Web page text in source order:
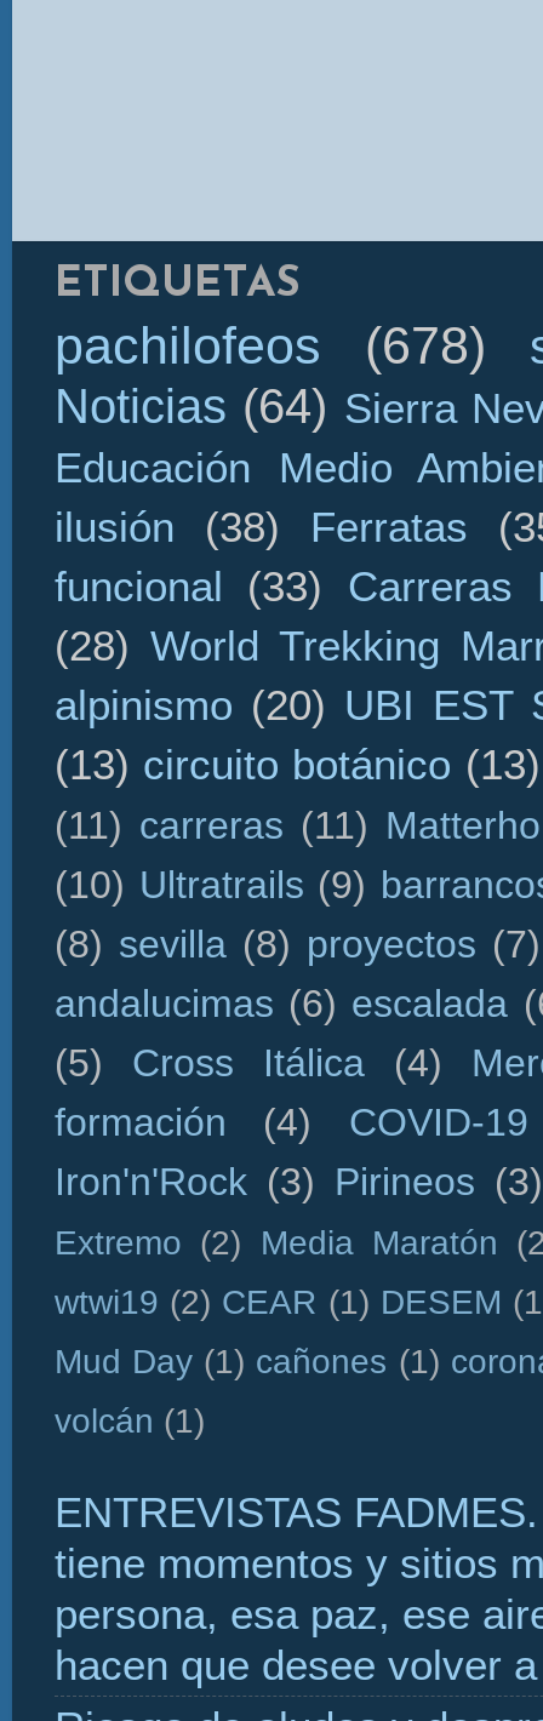
ETIQUETAS
pachilofeos (678)
Noticias (64) Sierra
Educación Medio
ilusión
(38) Ferratas
funcional
(33)
Carreras
(28) World Trekking
alpinismo (20) UBI EST
(13) circuito botánico (13)
(11) carreras (11)
(10) Ultratrails (9)
(8) sevilla (8) proyectos (7)
andalucimas (6) escalada
(5)
Cross Itálica (4)
formación
(4)
COVID-19
Iron'n'Rock (3) Pirineos (3)
Extremo (2) Media Maratón
wtwi19 (2) CEAR (1) DESEM
Mud Day (1) cañones (1)
volcán (1)
ENTREVISTAS
tiene momentos y sitios
persona, esa paz, ese
hacen que desee volver